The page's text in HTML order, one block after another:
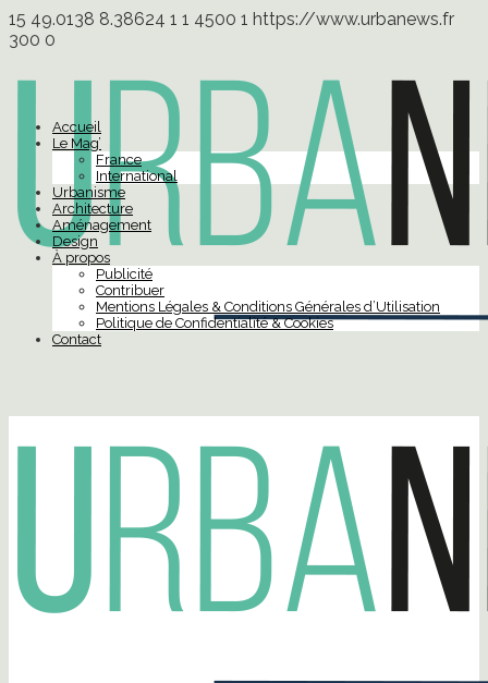
15 49.0138 8.38624 1 1 4500 1 https://www.urbanews.fr
300 0
Accueil
Le Mag’
France
International
Urbanisme
Architecture
Aménagement
Design
À propos
Publicité
Contribuer
Mentions Légales & Conditions Générales d’Utilisation
Politique de Confidentialité & Cookies
Contact